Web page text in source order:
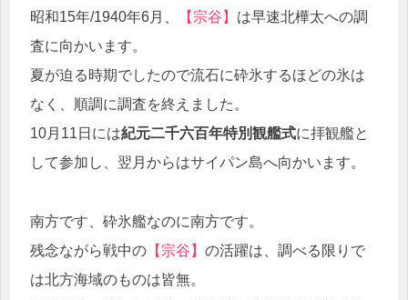
昭和15年/1940年6月、 【宗谷】 は早速北樺太への調
査に向かいます。
夏が迫る時期でしたので流石に砕氷するほどの氷は
なく、順調に調査を終えました。
10月11日には紀元二千六百年特別観艦式に拝観艦と
して参加し、翌月からはサイパン島へ向かいます。
南方です、砕氷艦なのに南方です。
残念ながら戦中の 【宗谷】 の活躍は、調べる限りで
は北方海域のものは皆無。